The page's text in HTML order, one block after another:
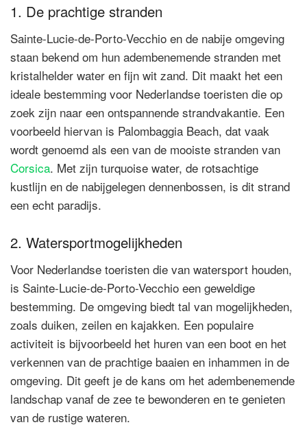
1. De prachtige stranden
Sainte-Lucie-de-Porto-Vecchio en de nabije omgeving
staan bekend om hun adembenemende stranden met
kristalhelder water en fijn wit zand. Dit maakt het een
ideale bestemming voor Nederlandse toeristen die op
zoek zijn naar een ontspannende strandvakantie. Een
voorbeeld hiervan is Palombaggia Beach, dat vaak
wordt genoemd als een van de mooiste stranden van
Corsica. Met zijn turquoise water, de rotsachtige
kustlijn en de nabijgelegen dennenbossen, is dit strand
een echt paradijs.
2. Watersportmogelijkheden
Voor Nederlandse toeristen die van watersport houden,
is Sainte-Lucie-de-Porto-Vecchio een geweldige
bestemming. De omgeving biedt tal van mogelijkheden,
zoals duiken, zeilen en kajakken. Een populaire
activiteit is bijvoorbeeld het huren van een boot en het
verkennen van de prachtige baaien en inhammen in de
omgeving. Dit geeft je de kans om het adembenemende
landschap vanaf de zee te bewonderen en te genieten
van de rustige wateren.